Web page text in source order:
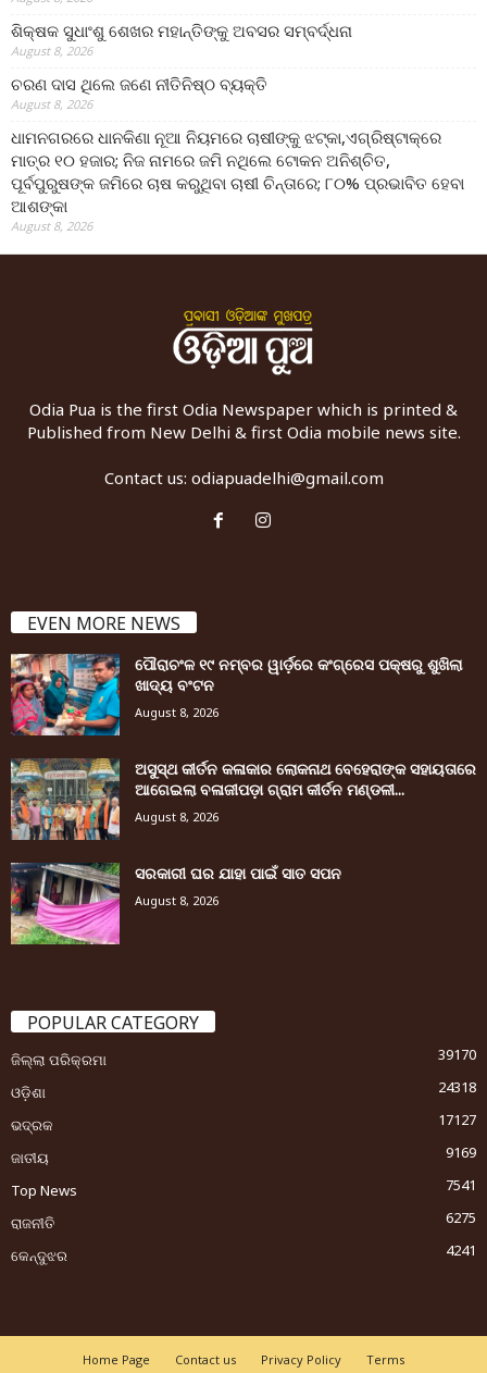
ଶିକ୍ଷକ ସୁଧାଂଶୁ ଶେଖର ମହାନ୍ତିଙ୍କୁ ଅବସର ସମ୍ବର୍ଦ୍ଧନା
August 8, 2026
ଚରଣ ଦାସ ଥିଲେ ଜଣେ ନୀତିନିଷ୍ଠ ବ୍ୟକ୍ତି
August 8, 2026
ଧାମନଗରରେ ଧାନକିଣା ନୂଆ ନିୟମରେ ଚାଷୀଙ୍କୁ ଝଟ୍‌କା,ଏଗ୍ରିଷ୍ଟାକ୍‌ରେ
ମାତ୍ର ୧୦ ହଜାର; ନିଜ ନାମରେ ଜମି ନଥିଲେ ଟୋକନ ଅନିଶ୍ଚିତ,
ପୂର୍ବପୁରୁଷଙ୍କ ଜମିରେ ଚାଷ କରୁଥିବା ଚାଷୀ ଚିନ୍ତାରେ; ୮୦% ପ୍ରଭାବିତ ହେବା
ଆଶଙ୍କା
August 8, 2026
Odia Pua is the first Odia Newspaper which is printed &
Published from New Delhi & first Odia mobile news site.
Contact us: odiapuadelhi@gmail.com
EVEN MORE NEWS
ପୌରାଚଂଳ ୧୯ ନମ୍ବର ୱାର୍ଡ଼ରେ କଂଗ୍ରେସ ପକ୍ଷରୁ ଶୁଖିଲା
ଖାଦ୍ୟ ବଂଟନ
August 8, 2026
ଅସୁସ୍ଥ କୀର୍ତନ କଳାକାର ଲୋକନାଥ ବେହେରାଙ୍କ ସହାୟତାରେ
ଆଗେଇଲା ବଳାଜୀପଡ଼ା ଗ୍ରାମ କୀର୍ତନ ମଣ୍ଡଳୀ...
August 8, 2026
ସରକାରୀ ଘର ଯାହା ପାଇଁ ସାତ ସପନ
August 8, 2026
POPULAR CATEGORY
ଜିଲ୍ଲା ପରିକ୍ରମା
39170
ଓଡ଼ିଶା
24318
ଭଦ୍ରକ
17127
ଜାତୀୟ
9169
Top News
7541
ରାଜନୀତି
6275
କେନ୍ଦୁଝର
4241
Home Page Contact us Privacy Policy Terms